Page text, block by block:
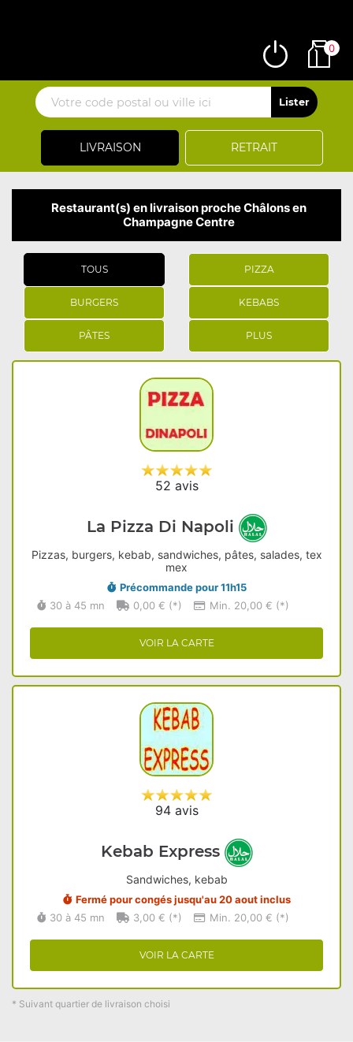
LIVRAISON RETRAIT
0
Restaurant(s) en livraison proche Châlons en
Champagne Centre
TOUS PIZZA
BURGERS KEBABS
PÂTES PLUS
52 avis
La Pizza Di Napoli
Pizzas, burgers, kebab, sandwiches, pâtes, salades, tex
mex
Précommande pour 11h15
30 à 45 mn
0,00 € (*) Min. 20,00 € (*)
VOIR LA CARTE
94 avis
Kebab Express
Sandwiches, kebab
Fermé pour congés jusqu'au 20 aout inclus
30 à 45 mn
3,00 € (*) Min. 20,00 € (*)
VOIR LA CARTE
* Suivant quartier de livraison choisi